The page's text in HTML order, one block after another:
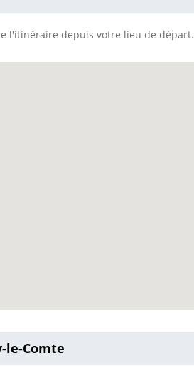
l'itinéraire depuis votre lieu de départ.
le-Comte